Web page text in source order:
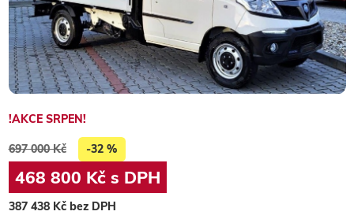
!AKCE SRPEN!
697 000 Kč -32 %
468 800 Kč s DPH
387 438 Kč bez DPH